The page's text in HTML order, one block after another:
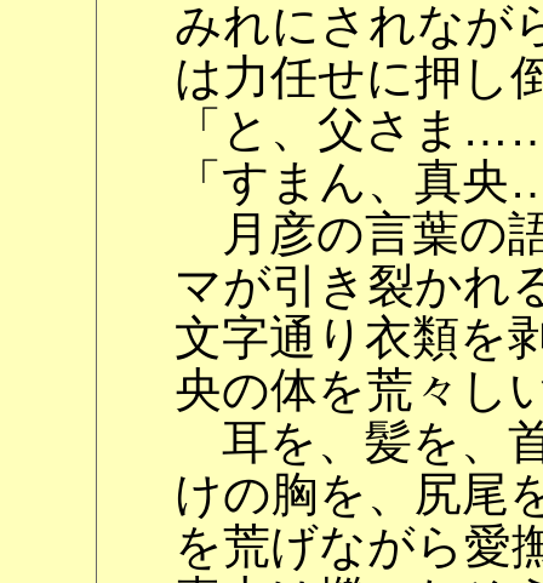
みれにされなが
は力任せに押し
「と、父さま
「すまん、真
月彦の言葉の
マが引き裂かれ
文字通り衣類を
央の体を荒々し
耳を、髪を、
けの胸を、尻尾
を荒げながら愛